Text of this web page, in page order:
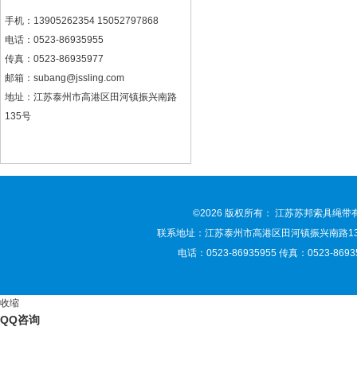
手机：13905262354 15052797868
电话：0523-86935955
传真：0523-86935977
邮箱： subang@jssling.com
地址：江苏泰州市高港区田河镇振兴南路
135号
©2026 版权所有： 江苏苏邦索具绳带
联系地址：江苏泰州市高港区田河镇振兴南
电话：0523-86935955 传真：0523-
收缩
QQ咨询